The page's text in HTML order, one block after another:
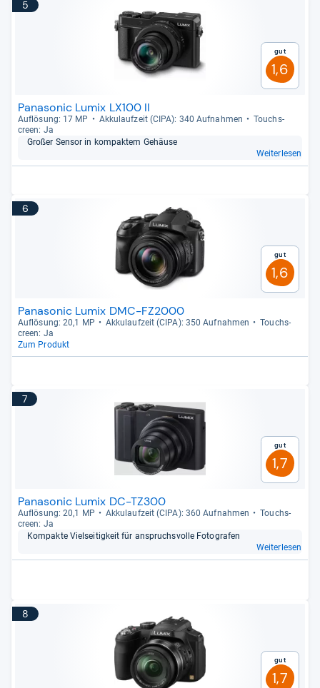
5
Gut
1,6
Panasonic Lumix LX100 II
Auf­lö­sung: 17 MP Akku­lauf­zeit (CIPA): 340 Auf­nah­men
Touch­s­
creen: Ja
Großer Sen­sor in kom­pak­tem Gehäuse
Weiterlesen
6
Gut
1,6
Panasonic Lumix DMC-FZ2000
Auf­lö­sung: 20,1 MP Akku­lauf­zeit (CIPA): 350 Auf­nah­men
Touch­s­
creen: Ja
Zum Produkt
7
Gut
1,7
Panasonic Lumix DC-TZ300
Auf­lö­sung: 20,1 MP Akku­lauf­zeit (CIPA): 360 Auf­nah­men
Touch­s­
creen: Ja
Kom­pakte Viel­sei­tig­keit für anspruchs­volle Foto­gra­fen
Weiterlesen
8
Gut
1,7